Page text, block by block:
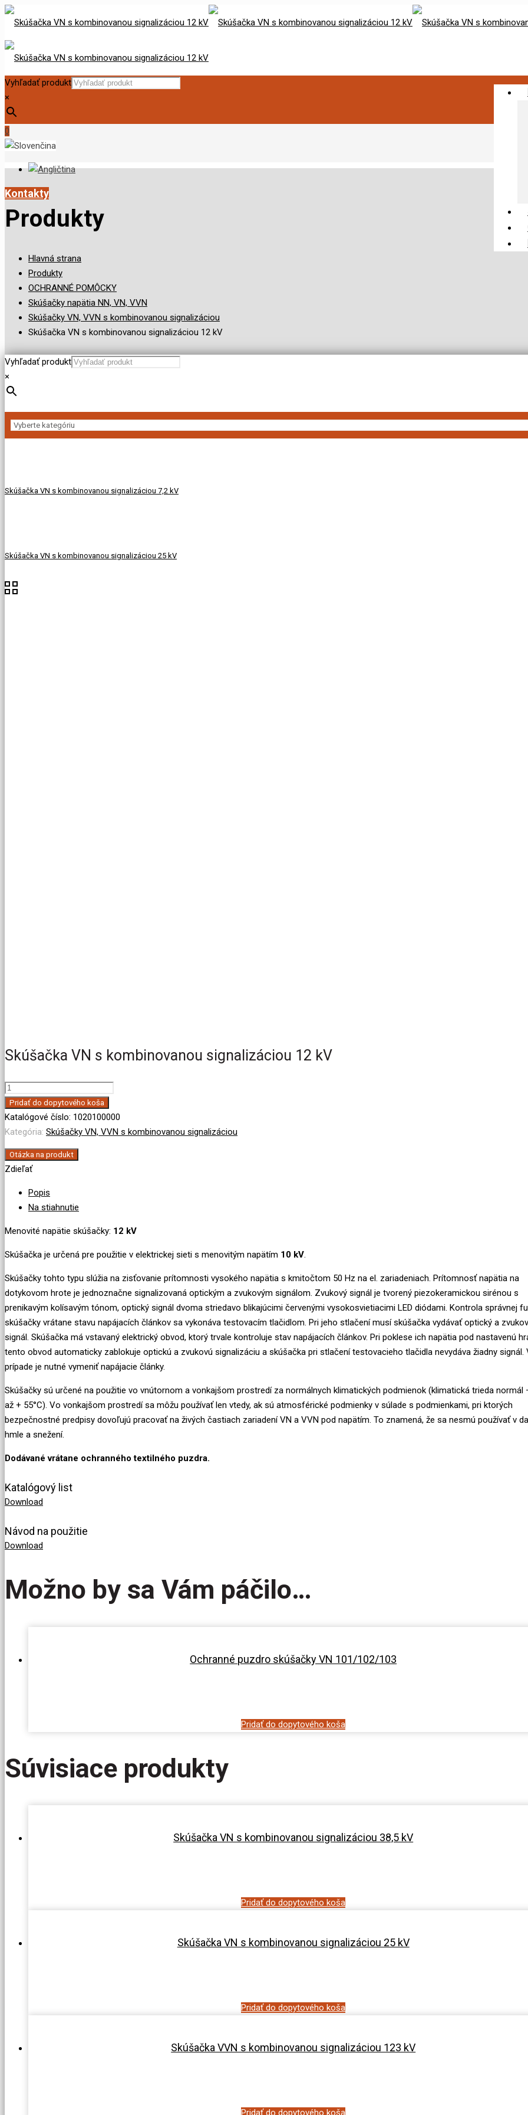
Vyhľadať produkt
×
0
Kontakty
Produkty
Hlavná strana
Produkty
OCHRANNÉ POMÔCKY
Skúšačky napätia NN, VN, VVN
Skúšačky VN, VVN s kombinovanou signalizáciou
Skúšačka VN s kombinovanou signalizáciou 12 kV
Vyhľadať produkt
×
Skúšačka VN s kombinovanou signalizáciou 7,2 kV
Skúšačka VN s kombinovanou signalizáciou 25 kV
Skúšačka VN s kombinovanou signalizáciou 12 kV
množstvo
Skúšačka
VN
s
kombinovanou
signalizáciou
12
Pridať do dopytového koša
Katalógové číslo: 1020100000
Kategória: Skúšačky VN, VVN s kombinovanou signalizáciou
Otázka na produkt
Zdieľať
Popis
Na stiahnutie
Menovité napätie skúšačky: 12 kV
Skúšačka je určená pre použitie v elektrickej sieti s menovitým napätím 10 kV.
Skúšačky tohto typu slúžia na zisťovanie prítomnosti vysokého napätia s kmitočtom 50 Hz na el. zariadeniach. Prítomnosť napätia na
dotykovom hrote je jednoznačne signalizovaná optickým a zvukovým signálom. Zvukový signál je tvorený piezokeramickou sirénou s
prenikavým kolísavým tónom, optický signál dvoma striedavo blikajúcimi červenými vysokosvietiacimi LED diódami. Kontrola správnej
skúšačky vrátane stavu napájacích článkov sa vykonáva testovacím tlačidlom. Pri jeho stlačení musí skúšačka vydávať optický a
signál. Skúšačka má vstavaný elektrický obvod, ktorý trvale kontroluje stav napájacích článkov. Pri poklese ich napätia pod nastavenú
tento obvod automaticky zablokuje optickú a zvukovú signalizáciu a skúšačka pri stlačení testovacieho tlačidla nevydáva žiadny signál.
prípade je nutné vymeniť napájacie články.
Skúšačky sú určené na použitie vo vnútornom a vonkajšom prostredí za normálnych klimatických podmienok (klimatická trieda normál
až + 55°C). Vo vonkajšom prostredí sa môžu používať len vtedy, ak sú atmosférické podmienky v súlade s podmienkami, pri ktorých
bezpečnostné predpisy dovoľujú pracovať na živých častiach zariadení VN a VVN pod napätím. To znamená, že sa nesmú používať v
hmle a snežení.
Dodávané vrátane ochranného textilného puzdra.
Katalógový list
Download
Návod na použitie
Download
Možno by sa Vám páčilo…
Ochranné puzdro skúšačky VN 101/102/103
Pridať do dopytového koša
Súvisiace produkty
Skúšačka VN s kombinovanou signalizáciou 38,5 kV
Pridať do dopytového koša
Skúšačka VN s kombinovanou signalizáciou 25 kV
Pridať do dopytového koša
Skúšačka VVN s kombinovanou signalizáciou 123 kV
Pridať do dopytového koša